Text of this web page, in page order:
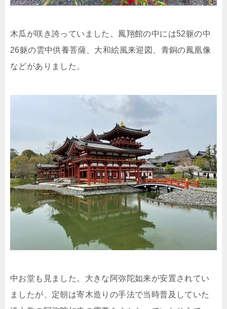
木瓜が咲き誇っていました。鳳翔館の中には52躯の中
26躯の雲中供養菩薩、大和絵風来迎図、青銅の鳳凰像
などがありました。
中お堂も見ました。大きな阿弥陀如来が安置されてい
ましたが、定朝は寄木造りの手法で当時普及していた